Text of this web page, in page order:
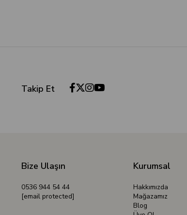
Takip Et
Bize Ulaşın
0536 944 54 44
[email protected]
Kurumsal
Hakkımızda
Mağazamız
Blog